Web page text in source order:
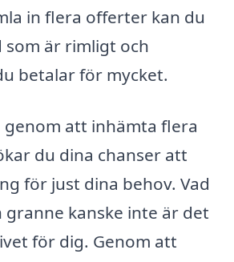
in flera offerter kan du
är rimligt och
betalar för mycket.
genom att inhämta flera
du dina chanser att
för just dina behov. Vad
granne kanske inte är det
för dig. Genom att